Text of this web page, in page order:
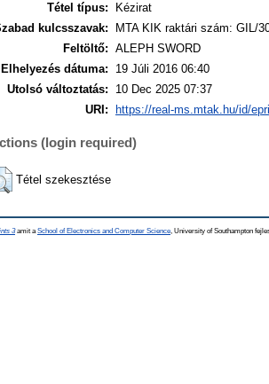
Tétel típus:
Kézirat
kulcsszavak:
MTA KIK raktári szám: GIL/
Feltöltő: ALEPH SWORD
Elhelyezés dátuma:
19 Júli 2016 06:40
Utolsó változtatás:
10 Dec 2025 07:37
URI:
https://real-ms.mtak.hu/id/
(login required)
Tétel szekesztése
3amit a School of Electronics and Computer Science , University of Southampton